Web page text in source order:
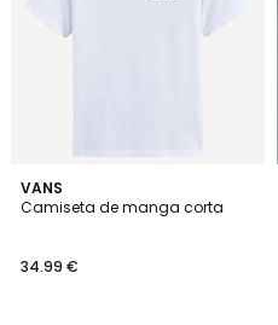
VANS
Camiseta de manga corta
34.99 €
2
Colores